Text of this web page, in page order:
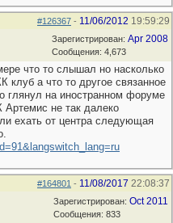
#126367 - 11/06/2012 19:59:29
Зарегистрирован: Apr 2008
Сообщения: 4,673
что то слышал но насколько
а что то другое связанное
глянул на иностранном форуме
Артемис не так далеко
ехать от центра следующая
#164801 - 11/08/2017 22:08:37
Зарегистрирован: Oct 2011
Сообщения: 833